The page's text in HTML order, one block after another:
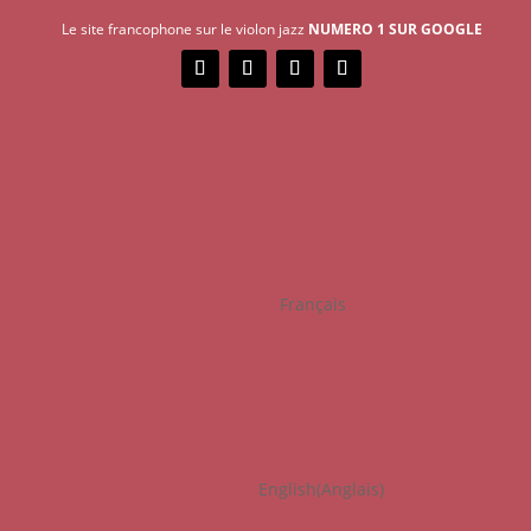
Le site francophone sur le violon jazz NUMERO 1 SUR GOOGLE
Français
English(Anglais)